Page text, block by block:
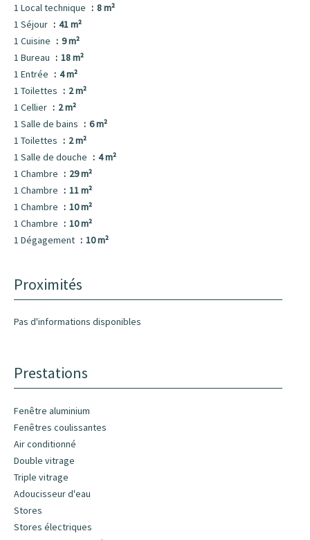
1 Local technique
8 m²
1 Séjour
41 m²
1 Cuisine
9 m²
1 Bureau
18 m²
1 Entrée
4 m²
1 Toilettes
2 m²
1 Cellier
2 m²
1 Salle de bains
6 m²
1 Toilettes
2 m²
1 Salle de douche
4 m²
1 Chambre
29 m²
1 Chambre
11 m²
1 Chambre
10 m²
1 Chambre
10 m²
1 Dégagement
10 m²
Proximités
Pas d'informations disponibles
Prestations
Fenêtre aluminium
Fenêtres coulissantes
Air conditionné
Double vitrage
Triple vitrage
Adoucisseur d'eau
Stores
Stores électriques